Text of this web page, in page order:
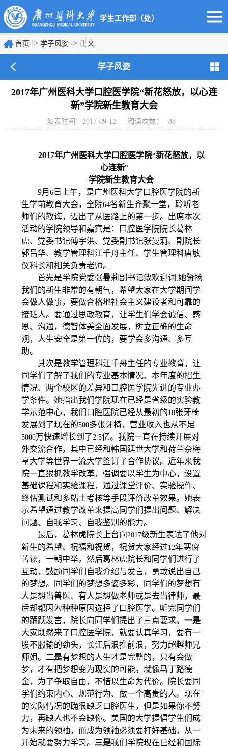
首页 -> 学子风姿 -> 正文
学子风姿
2017年广州医科大学口腔医学院“新花怒放，以心连
新”学院新生教育大会
发表时间：2017-09-12 阅读次数： 88
2017年广州医科大学口腔医学院“新花怒放，以
心连新”
学院新生教育大会
9月 6日上午，是广州医科大学口腔医学院的新
生学前教育大会，全院64名新生齐聚一堂，聆听老
师们的教诲，迈出了从医路上的第一步。出席本次
活动的学院领导和嘉宾是：口腔医学院院长葛林
虎、党委书记傅宇洪、党委副书记张曼莉、副院长
郭吕华、教学管理科江千舟主任、学生管理科唐敏
仪科长和相关负责老师。
首先是学院党委张曼莉副书记致欢迎词 ,她赞扬
我们的新生非常的有朝气，希望大家在大学期间学
会做人做事，要做合格地社会主义建设者和可靠的
接班人。要通过思政教育，让学生们学会诚信、感
恩、沟通，德智体美全面发展，树立正确的生命
观，人生安全是第一位的，要学会多沟通、多互
助。
其次是教学管理科江千舟主任的专业教育，让
同学们了解了我们的专业基本情况、本年度的招生
情况、两个校区的差异和口腔医学院先进的专业办
学条件。她指出我们学院现在已经是省级的实验教
学示范中心，我们口腔医院已经从最初的18张牙椅
发展到了现在的500多张牙椅，营业收入也从不足
5000万快速增长到了2.5亿。我院一直在持续开展对
外交流合作，其中已经和韩国延世大学和荷兰奈梅
亨大学等世界一流大学签订了合作协议。近年来我
院一直狠抓教学改革，强调要以学生为中心，设置
基础课程和实验课程，通过课堂评价、实验操作、
终估测试和多站士考核等手段评价改革效果。她表
示希望通过教学改革来提高同学们提出问题、解决
问题、自我学习、自我鉴别的能力。
最后，葛林虎院长上台向2017级新生表达了他对
新生的希望、祝福和祝贺，祝贺大家经过12年寒窗
苦读，一朝中举。然后葛林虎院长和同学们进行了
互动，鼓励同学们自我介绍与发言，勇敢说出自己
的梦想。同学们的梦想多姿多彩，同学们的梦想有
人是想当兽医、有人是想做老师或是去当律师，最
后却都因为种种原因选择了口腔医学。听完同学们
的踊跃发言，院长向同学们提出了三点要求。 一是
大家既然来了口腔医学院，就要认真学习，要有一
股不服输的劲头，长江后浪推前浪，努力超越师兄
师姐。 二是有梦想的人生才是完整的，只有会做
梦，才有把梦想变为现实的可能。就像马丁路德
金，为了争取自由，不惜以生命为代价。院长要同
学们约束内心、规范行为、做一个高贵的人。现在
的实际情况的确很缺乏口腔医生，但是如果你不努
力，再缺人也不会缺你。美国的大学提倡学生们成
为未来的领袖，而成为领袖必须要打好基础，从一
开始就要努力学习。 三是我们学院现在已经和国际